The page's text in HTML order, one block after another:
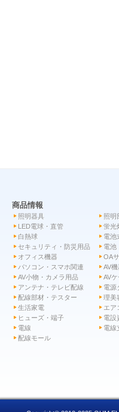
商品情報
照明器具
照明
LED電球・直管
蛍光
白熱球
電池
セキュリティ・防災用品
電池
オフィス機器
OA
パソコン・スマホ関連
AV機
AV小物・カメラ用品
AV
アンテナ・テレビ配線
電源
配線部材・テスター
理美
生活家電
エア
ヒューズ・端子
電設
電線
電線
配線モール